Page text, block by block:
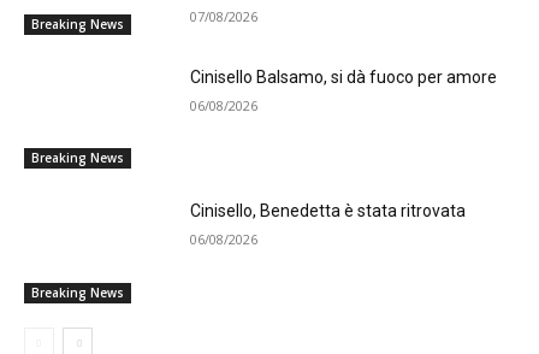
Breaking News 07/08/2026
Breaking News
Cinisello Balsamo, si dà fuoco per amore
06/08/2026
Breaking News
Cinisello, Benedetta è stata ritrovata
06/08/2026